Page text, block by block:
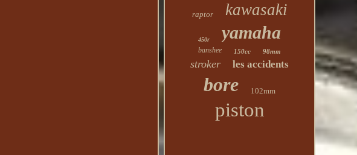
raptor kawasaki
450r yamaha
banshee 150cc 98mm
stroker les accidents
bore 102mm
piston